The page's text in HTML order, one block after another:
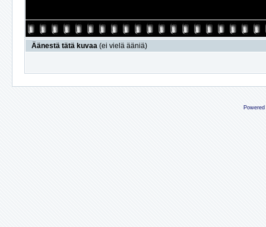
Äänestä tätä kuvaa (ei vielä ääniä)